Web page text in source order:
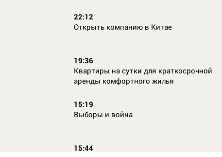
22:12
Открыть компанию в Китае
19:36
Квартиры на сутки для краткосрочной
аренды комфортного жилья
15:19
Выборы и война
15:44